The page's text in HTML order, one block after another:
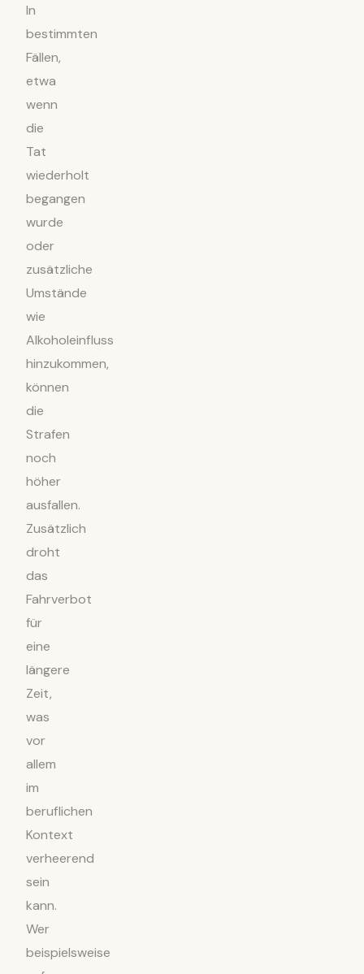
In
bestimmten
Fällen,
etwa
wenn
die
Tat
wiederholt
begangen
wurde
oder
zusätzliche
Umstände
wie
Alkoholeinfluss
hinzukommen,
können
die
Strafen
noch
höher
ausfallen.
Zusätzlich
droht
das
Fahrverbot
für
eine
längere
Zeit,
was
vor
allem
im
beruflichen
Kontext
verheerend
sein
kann.
Wer
beispielsweise